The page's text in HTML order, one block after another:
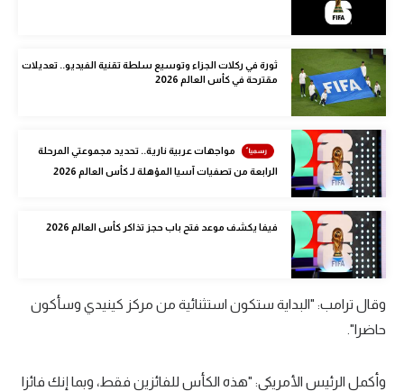
كرة السلة الأمريكية
كرة سلة
كرة يد
كرة طائرة
الوطن العربي
في المونديال
رياضة نسائية
أمريكا
ثورة في ركلات الجزاء وتوسيع سلطة تقنية الفيديو.. تعديلات
مقترحة في كأس العالم 2026
مواجهات عربية نارية.. تحديد مجموعتي المرحلة
الرابعة من تصفيات آسيا المؤهلة لـ كأس العالم 2026
فيفا يكشف موعد فتح باب حجز تذاكر كأس العالم 2026
وقال ترامب: "البداية ستكون استثنائية من مركز كينيدي وسأكون
حاضرا".
وأكمل الرئيس الأمريكي: "هذه الكأس للفائزين فقط، وبما إنك فائزا